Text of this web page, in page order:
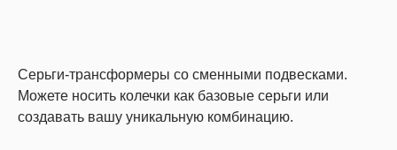
Серьги-трансформеры со сменными подвесками.
Можете носить колечки как базовые серьги или
создавать вашу уникальную комбинацию.